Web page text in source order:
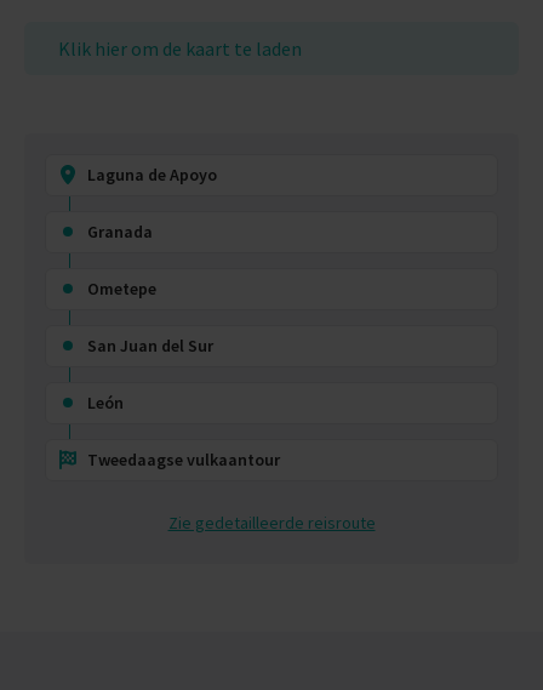
Klik hier om de kaart te laden
Laguna de Apoyo
Granada
Ometepe
San Juan del Sur
León
Tweedaagse vulkaantour
Zie gedetailleerde reisroute